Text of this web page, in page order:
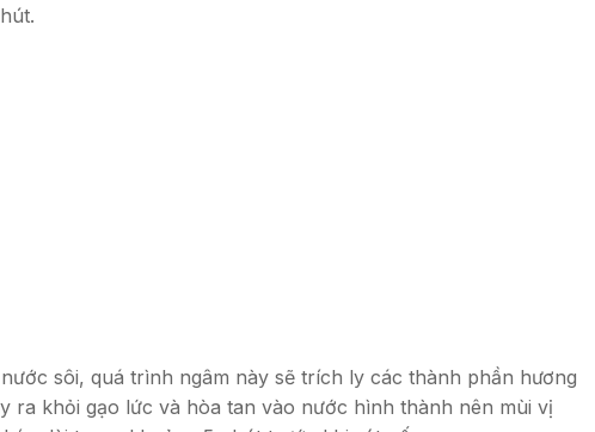
sôi, quá trình ngâm này sẽ trích ly các thành phần hương
khỏi gạo lức và hòa tan vào nước hình thành nên mùi vị